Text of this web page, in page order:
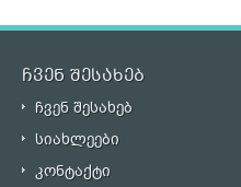
ჩვენ შესახებ
ჩვენ შესახებ
სიახლეები
კონტაქტი